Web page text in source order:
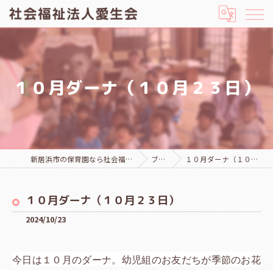
１０月ダーナ（１０月２３日）
新居浜市の保育園なら社会福祉法人愛生会 ブログ １０月ダーナ（１０月２３日）
１０月ダーナ（１０月２３日）
2024/10/23
今日は１０月のダーナ。幼児組のお友だちが季節のお花